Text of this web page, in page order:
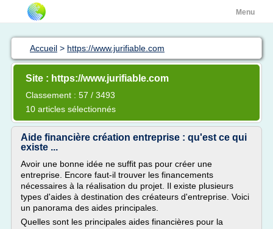
Menu
Accueil > https://www.jurifiable.com
Site : https://www.jurifiable.com
Classement : 57 / 3493
10 articles sélectionnés
Aide financière création entreprise : qu'est ce qui
existe ...
Avoir une bonne idée ne suffit pas pour créer une
entreprise. Encore faut-il trouver les financements
nécessaires à la réalisation du projet. Il existe plusieurs
types d'aides à destination des créateurs d'entreprise. Voici
un panorama des aides principales.
Quelles sont les principales aides financières pour la